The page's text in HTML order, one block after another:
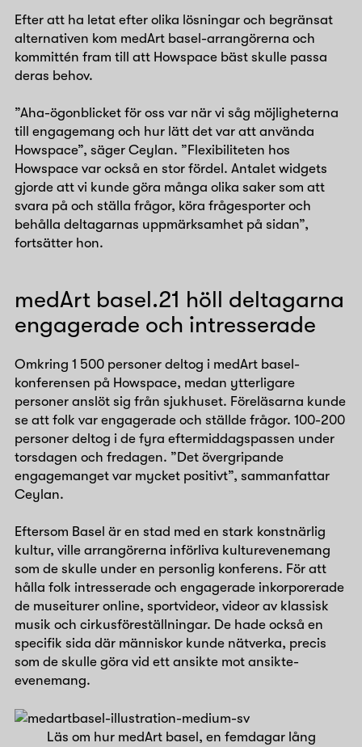
Efter att ha letat efter olika lösningar och begränsat
alternativen kom medArt basel-arrangörerna och
kommittén fram till att Howspace bäst skulle passa
deras behov.
”Aha-ögonblicket för oss var när vi såg möjligheterna
till engagemang och hur lätt det var att använda
Howspace”, säger Ceylan. ”Flexibiliteten hos
Howspace var också en stor fördel. Antalet widgets
gjorde att vi kunde göra många olika saker som att
svara på och ställa frågor, köra frågesporter och
behålla deltagarnas uppmärksamhet på sidan”,
fortsätter hon.
medArt basel.21 höll deltagarna
engagerade och intresserade
Omkring 1 500 personer deltog i medArt basel-
konferensen på Howspace, medan ytterligare
personer anslöt sig från sjukhuset. Föreläsarna kunde
se att folk var engagerade och ställde frågor. 100-200
personer deltog i de fyra eftermiddagspassen under
torsdagen och fredagen. ”Det övergripande
engagemanget var mycket positivt”, sammanfattar
Ceylan.
Eftersom Basel är en stad med en stark konstnärlig
kultur, ville arrangörerna införliva kulturevenemang
som de skulle under en personlig konferens. För att
hålla folk intresserade och engagerade inkorporerade
de museiturer online, sportvideor, videor av klassisk
musik och cirkusföreställningar. De hade också en
specifik sida där människor kunde nätverka, precis
som de skulle göra vid ett ansikte mot ansikte-
evenemang.
Läs om hur medArt basel, en femdagar lång